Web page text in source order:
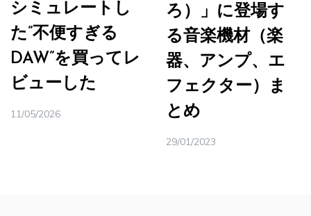
シミュレートし
た”不便すぎる
DAW”を買ってレ
ビューした
11/05/2026
ろ）」に登場す
る音楽機材（楽
器、アンプ、エ
フェクター）ま
とめ
29/01/2023